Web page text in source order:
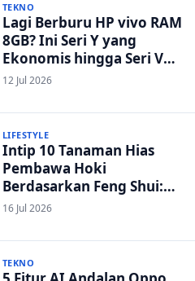
TEKNO
Lagi Berburu HP vivo RAM
8GB? Ini Seri Y yang
Ekonomis hingga Seri V
Berstandar Militer!
12 Jul 2026
LIFESTYLE
Intip 10 Tanaman Hias
Pembawa Hoki
Berdasarkan Feng Shui:
Rumah Adem dan Rezeki
16 Jul 2026
TEKNO